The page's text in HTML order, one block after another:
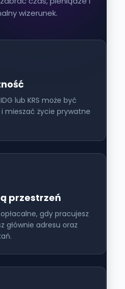
wizerunek.
lub KRS może być
mieszać życie prywatne
przestrzeń
gdy pracujesz
głównie adresu oraz